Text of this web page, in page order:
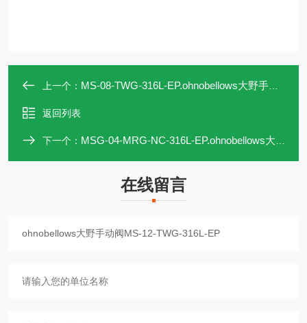
上一个： MS-08-TWG-316L-EP.ohnobellows大野手动阀MS-08-TWG-316L-EP
返回列表
下一个： MSG-04-MRG-NC-316L-EP.ohnobellows大野手动阀MSG-04-MRG-NC-316L
在线留言